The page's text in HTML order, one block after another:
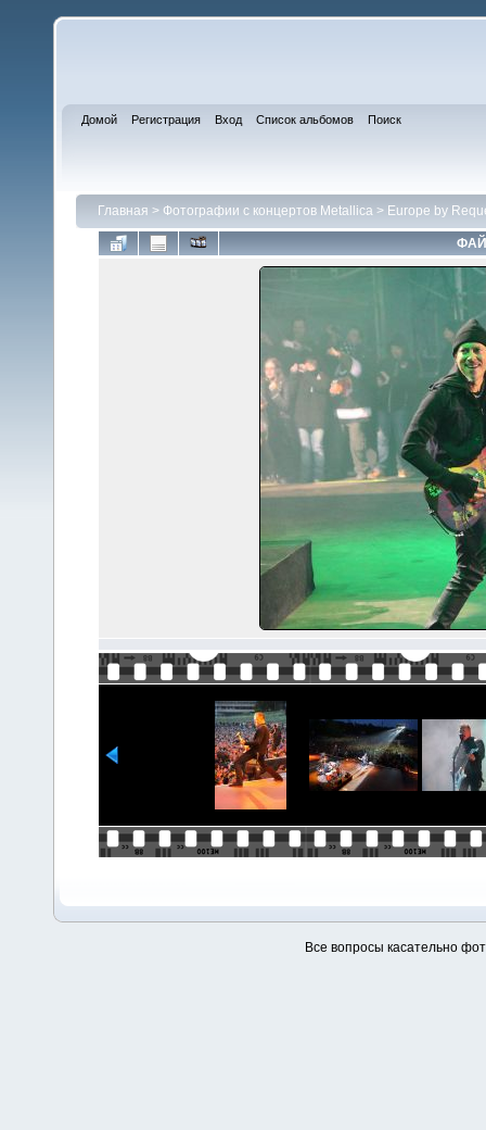
Домой Регистрация Вход Список альбомов Поиск
Главная > Фотографии с концертов Metallica > Europe by
Все вопросы касательно